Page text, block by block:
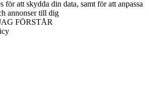
för att skydda din data, samt för att anpassa
annonser till dig
FÖRSTÅR